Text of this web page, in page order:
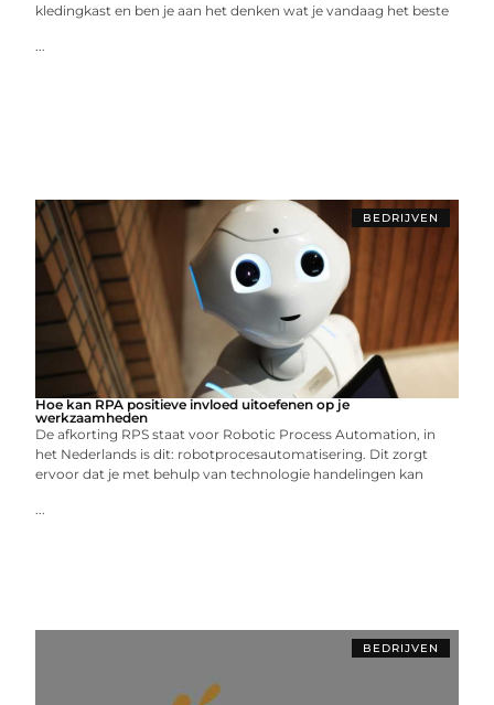
kledingkast en ben je aan het denken wat je vandaag het beste
...
BEDRIJVEN
Hoe kan RPA positieve invloed uitoefenen op je
werkzaamheden
De afkorting RPS staat voor Robotic Process Automation, in
het Nederlands is dit: robotprocesautomatisering. Dit zorgt
ervoor dat je met behulp van technologie handelingen kan
...
BEDRIJVEN